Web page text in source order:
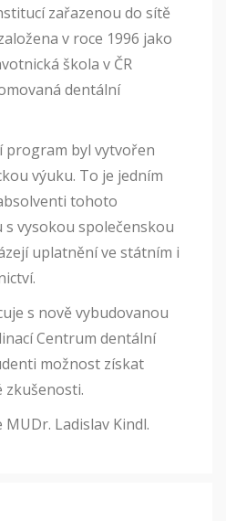
zařazenou do sítě
v roce 1996 jako
škola v ČR
dentální
program byl vytvořen
výuku. To je jedním
tohoto
vysokou společenskou
uplatnění ve státním i
s nově vybudovanou
Centrum dentální
možnost získat
Ladislav Kindl.